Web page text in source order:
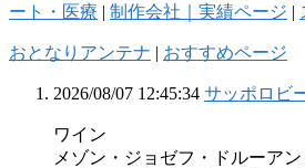
ート・医療 | 制作会社｜実績ページ |
おとなりアンテナ | おすすめページ
2026/08/07 12:45:34 サッポロビ
ワイン
メゾン・ジョゼフ・ドルーア